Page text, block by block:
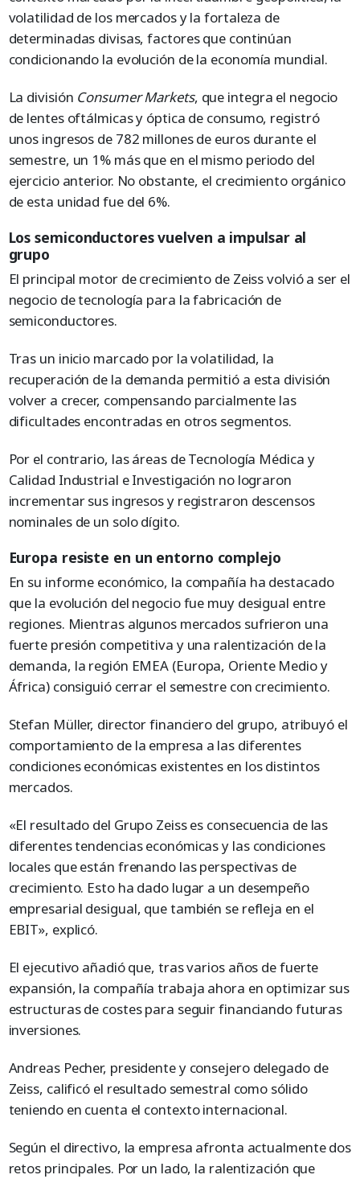
volatilidad de los mercados y la fortaleza de
determinadas divisas, factores que continúan
condicionando la evolución de la economía mundial.
La división Consumer Markets, que integra el negocio
de lentes oftálmicas y óptica de consumo, registró
unos ingresos de 782 millones de euros durante el
semestre, un 1% más que en el mismo periodo del
ejercicio anterior. No obstante, el crecimiento orgánico
de esta unidad fue del 6%.
Los semiconductores vuelven a impulsar al
grupo
El principal motor de crecimiento de Zeiss volvió a ser el
negocio de tecnología para la fabricación de
semiconductores.
Tras un inicio marcado por la volatilidad, la
recuperación de la demanda permitió a esta división
volver a crecer, compensando parcialmente las
dificultades encontradas en otros segmentos.
Por el contrario, las áreas de Tecnología Médica y
Calidad Industrial e Investigación no lograron
incrementar sus ingresos y registraron descensos
nominales de un solo dígito.
Europa resiste en un entorno complejo
En su informe económico, la compañía ha destacado
que la evolución del negocio fue muy desigual entre
regiones. Mientras algunos mercados sufrieron una
fuerte presión competitiva y una ralentización de la
demanda, la región EMEA (Europa, Oriente Medio y
África) consiguió cerrar el semestre con crecimiento.
Stefan Müller, director financiero del grupo, atribuyó el
comportamiento de la empresa a las diferentes
condiciones económicas existentes en los distintos
mercados.
«El resultado del Grupo Zeiss es consecuencia de las
diferentes tendencias económicas y las condiciones
locales que están frenando las perspectivas de
crecimiento. Esto ha dado lugar a un desempeño
empresarial desigual, que también se refleja en el
EBIT», explicó.
El ejecutivo añadió que, tras varios años de fuerte
expansión, la compañía trabaja ahora en optimizar sus
estructuras de costes para seguir financiando futuras
inversiones.
Andreas Pecher, presidente y consejero delegado de
Zeiss, calificó el resultado semestral como sólido
teniendo en cuenta el contexto internacional.
Según el directivo, la empresa afronta actualmente dos
retos principales. Por un lado, la ralentización que